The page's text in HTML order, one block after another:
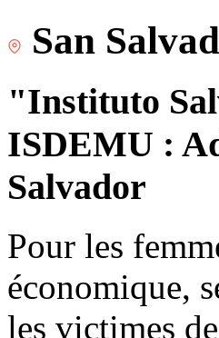
San
"Instituto
ISDEMU :
Salvador
Pour les
économique,
les victimes